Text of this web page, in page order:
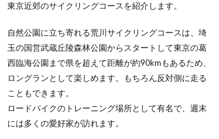
夏と冬のランニングでは、消費カロリーが違う
消費して、ダ...
自転車で追い越しをするときの正し
ロードバイクなどで車道を走っていると、車を
追い越しする場合があるかと思います。ただ、
東京近郊のサイクリングコースを紹介します。
自然公園に立ち寄れる荒川サイクリングコースは、埼
玉の国営武蔵丘陵森林公園からスタートして東京の葛
西臨海公園まで県を超えて距離が約90kmもあるため、
ロングランとして楽しめます。もちろん反対側に走る
こともできます。
ロードバイクのトレーニング場所として有名で、週末
には多くの愛好家が訪れます。